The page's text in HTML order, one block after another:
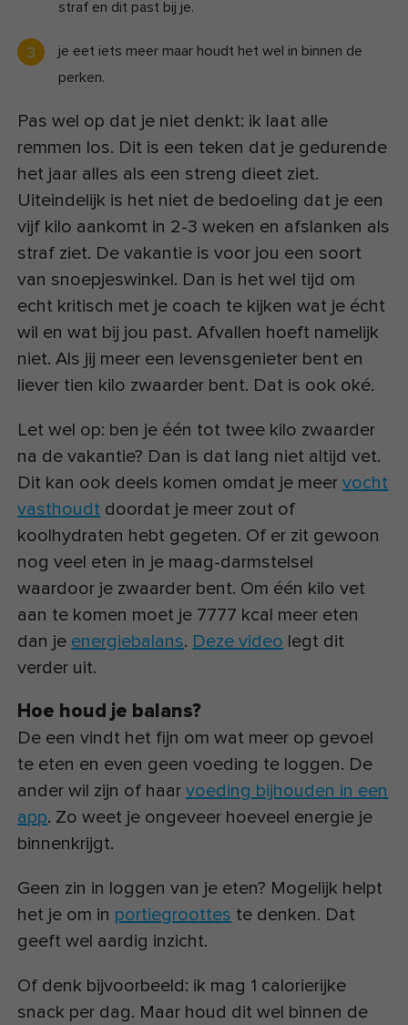
straf en dit past bij je.
je eet iets meer maar houdt het wel in binnen de
perken.
Pas wel op dat je niet denkt: ik laat alle
remmen los. Dit is een teken dat je gedurende
het jaar alles als een streng dieet ziet.
Uiteindelijk is het niet de bedoeling dat je een
vijf kilo aankomt in 2-3 weken en afslanken als
straf ziet. De vakantie is voor jou een soort
van snoepjeswinkel. Dan is het wel tijd om
echt kritisch met je coach te kijken wat je écht
wil en wat bij jou past. Afvallen hoeft namelijk
niet. Als jij meer een levensgenieter bent en
liever tien kilo zwaarder bent. Dat is ook oké.
Let wel op: ben je één tot twee kilo zwaarder
na de vakantie? Dan is dat lang niet altijd vet.
Dit kan ook deels komen omdat je meervocht
vasthoudt doordat je meer zout of
koolhydraten hebt gegeten. Of er zit gewoon
nog veel eten in je maag-darmstelsel
waardoor je zwaarder bent. Om één kilo vet
aan te komen moet je 7777 kcal meer eten
dan je energiebalans. Deze video legt dit
verder uit.
Hoe houd je balans?
De een vindt het fijn om wat meer op gevoel
te eten en even geen voeding te loggen. De
ander wil zijn of haarvoeding bijhouden in een
app. Zo weet je ongeveer hoeveel energie je
binnenkrijgt.
Geen zin in loggen van je eten? Mogelijk helpt
het je om in portiegroottes te denken. Dat
geeft wel aardig inzicht.
Of denk bijvoorbeeld: ik mag 1 calorierijke
snack per dag. Maar houd dit wel binnen de